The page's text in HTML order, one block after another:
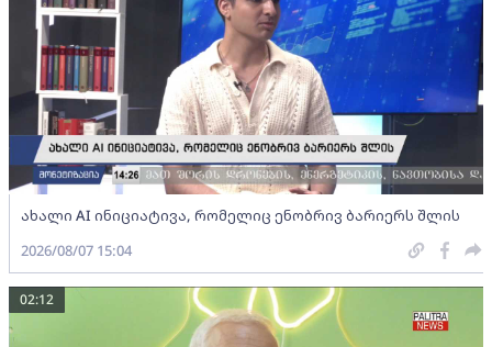
ახალი AI ინიციატივა, რომელიც ენობრივ ბარიერს შლის
2026/08/07 15:04
02:12